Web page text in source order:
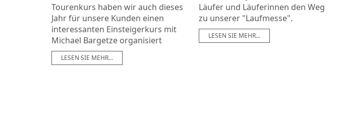
Tourenkurs haben wir auch dieses
Jahr für unsere Kunden einen
interessanten Einsteigerkurs mit
Michael Bargetze organisiert
LESEN SIE MEHR...
Läufer und Läuferinnen den Weg
zu unserer "Laufmesse".
LESEN SIE MEHR...